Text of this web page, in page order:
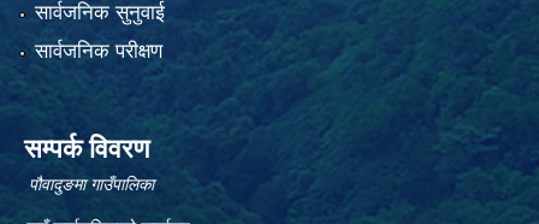
सार्वजनिक सुनुवाई
सार्वजनिक परीक्षण
सम्पर्क विवरण
पौवादुङमा गाउँपालिका